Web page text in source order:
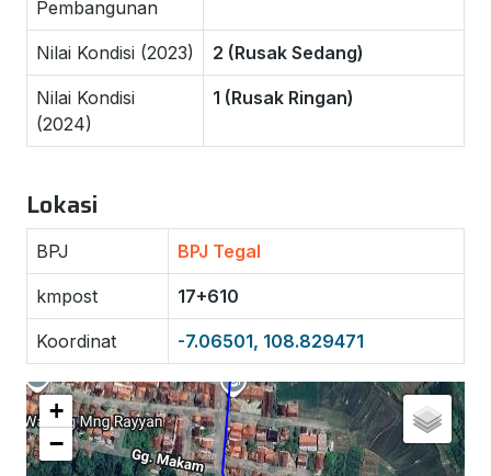
Pembangunan
Nilai Kondisi (2023) 2 (Rusak Sedang)
Nilai Kondisi
(2024)
1 (Rusak Ringan)
Lokasi
BPJ BPJ Tegal
kmpost 17+610
Koordinat -7.06501, 108.829471
+
−